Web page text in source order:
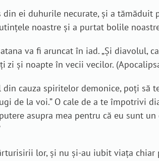
ei duhurile necurate, şi a
noastre şi a purtat bolile
va fi aruncat în iad. „Şi diavolul,
zi şi noapte în vecii vecilor.
cauza spiritelor demonice, poți să
de la voi.” O cale de a te împotrivi
asupra mea pentru că eu sunt
lor, şi nu şi-au iubit viaţa chiar